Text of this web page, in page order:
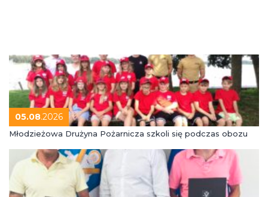
05.08.2026
Młodzieżowa Drużyna Pożarnicza szkoli się podczas obozu